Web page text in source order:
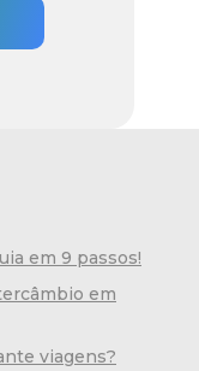
em 9 passos!
em
viagens?